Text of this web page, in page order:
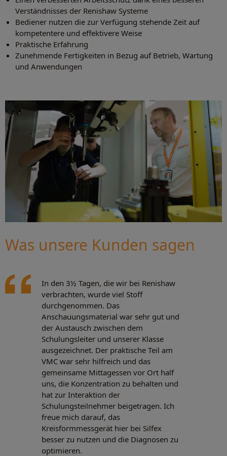
Verständnisses der Renishaw Systeme
Bediener nutzen die zur Verfügung stehende Zeit auf
kompetentere und effektivere Weise
Praktische Erfahrung
Zunehmende Fertigkeiten in Bezug auf Betrieb, Wartung
und Anwendungen
Was unsere Kunden sagen
In den 3½ Tagen, die wir bei Renishaw
verbrachten, wurde viel Stoff
durchgenommen. Das
Anschauungsmaterial war sehr gut und
der Austausch zwischen dem
Schulungsleiter und unserer Klasse
ausgezeichnet. Der praktische Teil am
VMC war sehr hilfreich und das
gemeinsame Mittagessen vor Ort half
uns, die Konzentration zu behalten und
hat zur Interaktion der
Schulungsteilnehmer beigetragen. Ich
freue mich darauf, das
Kreisformmessgerät hier bei Silfex
besser zu nutzen und die Diagnosen zu
optimieren.